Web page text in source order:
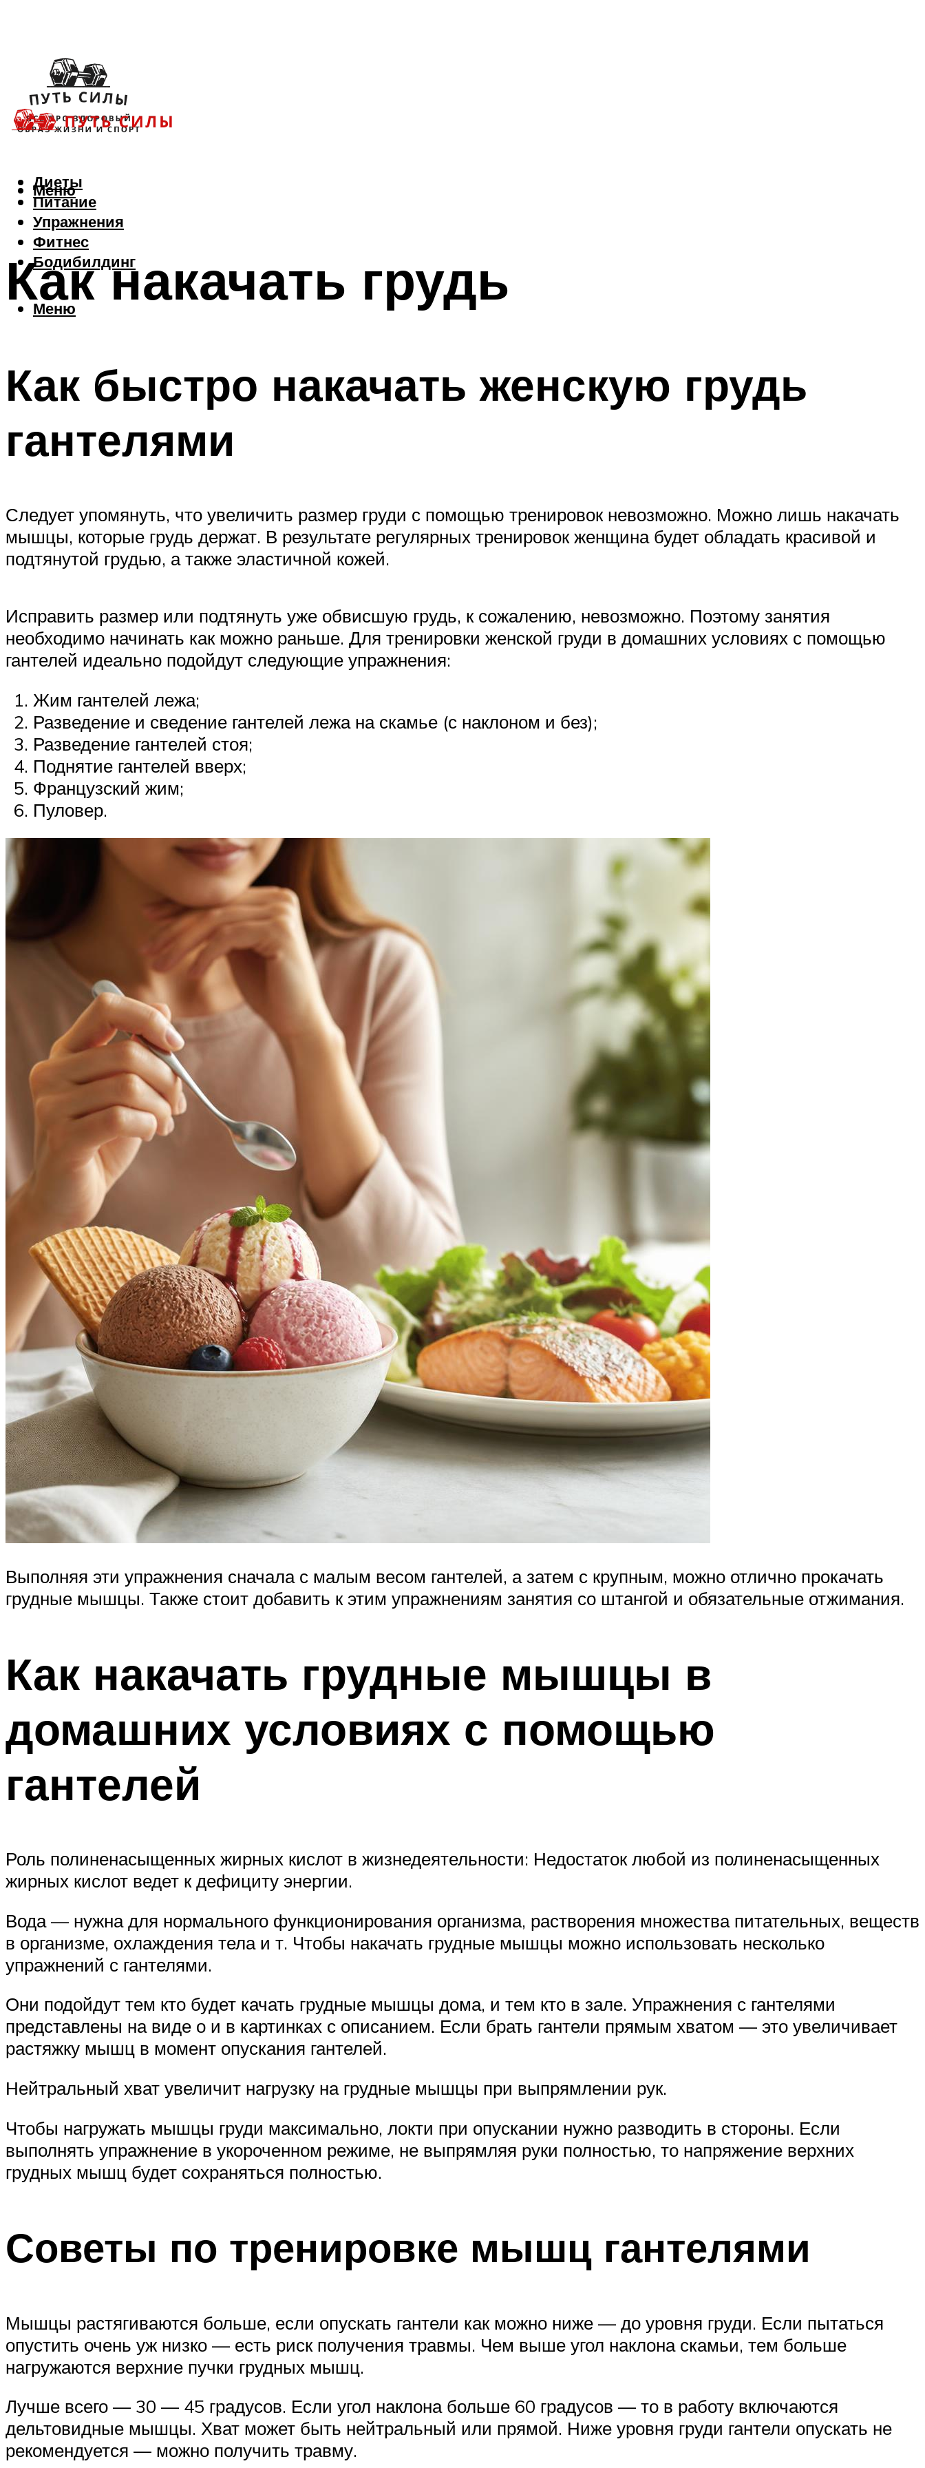
Диеты
Питание
Упражнения
Фитнес
Бодибилдинг
Меню
Меню
Как накачать грудь
Как быстро накачать женскую грудь
гантелями
Следует упомянуть, что увеличить размер груди с помощью тренировок невозможно. Можно лишь накачать
мышцы, которые грудь держат. В результате регулярных тренировок женщина будет обладать красивой и
подтянутой грудью, а также эластичной кожей.
Исправить размер или подтянуть уже обвисшую грудь, к сожалению, невозможно. Поэтому занятия
необходимо начинать как можно раньше. Для тренировки женской груди в домашних условиях с помощью
гантелей идеально подойдут следующие упражнения:
Жим гантелей лежа;
Разведение и сведение гантелей лежа на скамье (с наклоном и без);
Разведение гантелей стоя;
Поднятие гантелей вверх;
Французский жим;
Пуловер.
Выполняя эти упражнения сначала с малым весом гантелей, а затем с крупным, можно отлично прокачать
грудные мышцы. Также стоит добавить к этим упражнениям занятия со штангой и обязательные отжимания.
Как накачать грудные мышцы в
домашних условиях с помощью
гантелей
Роль полиненасыщенных жирных кислот в жизнедеятельности: Недостаток любой из полиненасыщенных
жирных кислот ведет к дефициту энергии.
Вода — нужна для нормального функционирования организма, растворения множества питательных, веществ
в организме, охлаждения тела и т. Чтобы накачать грудные мышцы можно использовать несколько
упражнений с гантелями.
Они подойдут тем кто будет качать грудные мышцы дома, и тем кто в зале. Упражнения с гантелями
представлены на виде о и в картинках с описанием. Если брать гантели прямым хватом — это увеличивает
растяжку мышц в момент опускания гантелей.
Нейтральный хват увеличит нагрузку на грудные мышцы при выпрямлении рук.
Чтобы нагружать мышцы груди максимально, локти при опускании нужно разводить в стороны. Если
выполнять упражнение в укороченном режиме, не выпрямляя руки полностью, то напряжение верхних
грудных мышц будет сохраняться полностью.
Советы по тренировке мышц гантелями
Мышцы растягиваются больше, если опускать гантели как можно ниже — до уровня груди. Если пытаться
опустить очень уж низко — есть риск получения травмы. Чем выше угол наклона скамьи, тем больше
нагружаются верхние пучки грудных мышц.
Лучше всего — 30 — 45 градусов. Если угол наклона больше 60 градусов — то в работу включаются
дельтовидные мышцы. Хват может быть нейтральный или прямой. Ниже уровня груди гантели опускать не
рекомендуется — можно получить травму.